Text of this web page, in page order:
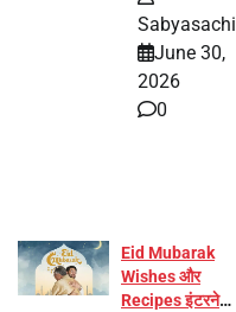
Sabyasachi
June 30,
2026
0
Eid Mubarak
Wishes और
Recipes इंटरनेट